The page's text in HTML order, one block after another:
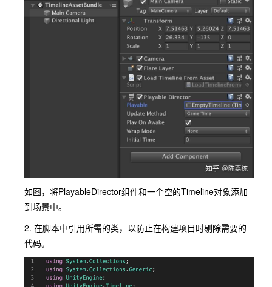
如图，将PlayableDirector组件和一个空的Timeline对象添加
到场景中。
2. 在脚本中引用所需的类，以防止在构建项目时剔除需要的
代码。